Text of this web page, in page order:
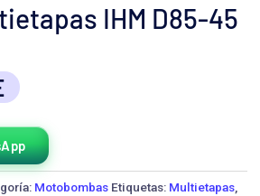
IHM D85-45
Motobombas Etiquetas: Multietapas